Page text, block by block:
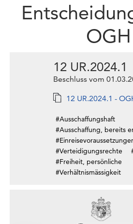
OGH
12 UR.2024.1
Beschluss vom
12 UR.2024.1 -
#Ausschaffungshaft
#Ausschaffung, bereits
#Verteidigungsrechte
#Freiheit, persönliche
#Verhältnismässigkeit